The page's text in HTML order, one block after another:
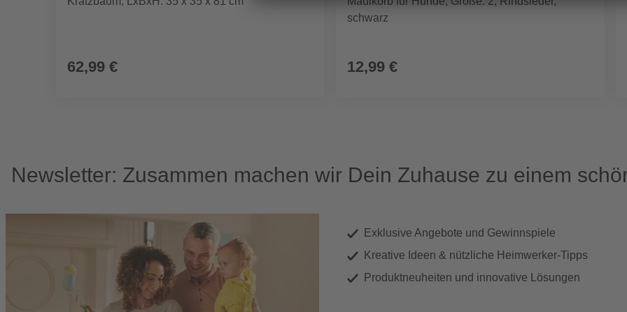
62,99 €
schwarz
12,99 €
Newsletter: Zusammen machen wir Dein Zuhause zu einem
Exklusive Angebote und Gewinnspiele
Kreative Ideen & nützliche Heimwerker-Tipps
Produktneuheiten und innovative Lösungen